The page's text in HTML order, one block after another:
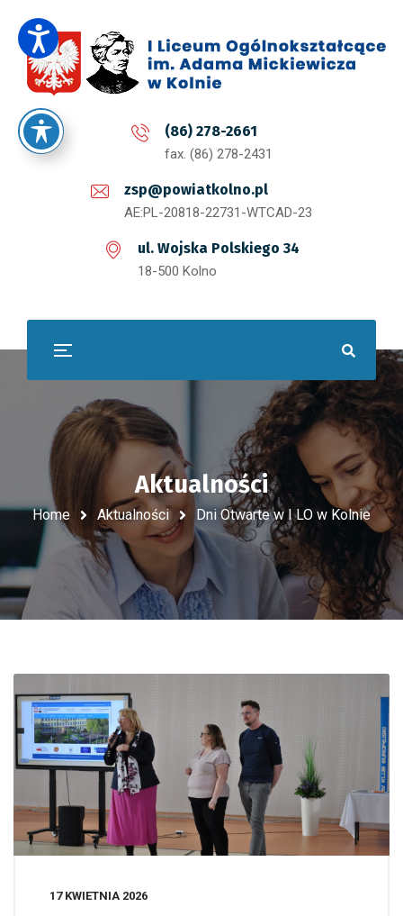
(86) 278-2661
fax. (86) 278-2431
zsp@powiatkolno.pl
AE:PL-20818-22731-WTCAD-23
ul. Wojska Polskiego 34
18-500 Kolno
Aktualności
Home Aktualności Dni Otwarte w I LO w Kolnie
17 KWIETNIA 2026